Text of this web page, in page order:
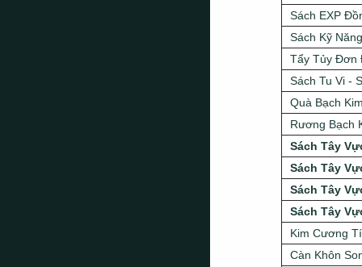
Sách EXP
Sách Kỹ
Tẩy Tủy Đơn
Sách Tu Vi -
Quà Bạch
Rương Bạch
Sách Tây
Sách Tây
Sách Tây
Sách Tây
Kim Cương
Càn Khôn